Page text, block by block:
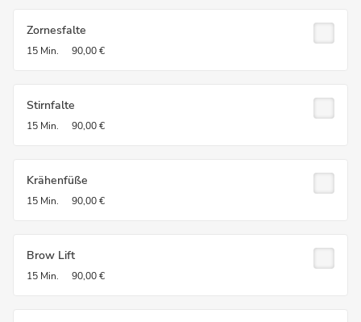
Zornesfalte
15 Min. 90,00 €
Stirnfalte
15 Min. 90,00 €
Krähenfüße
15 Min. 90,00 €
Brow Lift
15 Min. 90,00 €